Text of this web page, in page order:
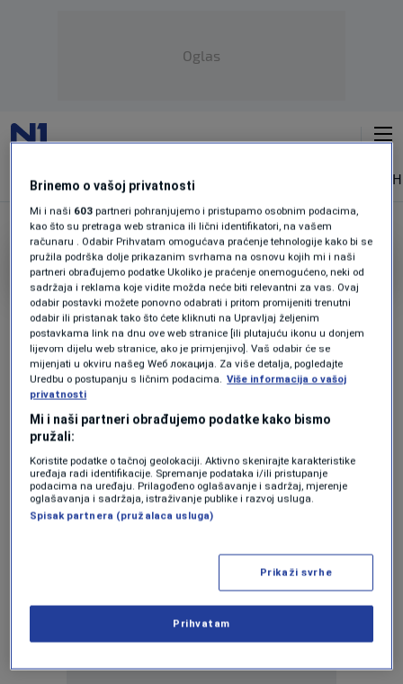
Oglas
NAJNOVIJE VIJESTI SPORT
SARAJEVSKO POLJE
SKUPŠTINA O SARAJEVSKOM POLJU
Smanjuje se vodozaštitna zona u Sarajevu
zbog gradnje?" 90 posto vode koju piju
građani dolazi iz tog dijela"
VIJESTI| prije 49 min. 0
Oglas
Brinemo o vašoj privatnosti
Mi i naši 603 partneri pohranjujemo i pristupamo osobnim podacima,
kao što su pretraga web stranica ili lični identifikatori, na vašem
računaru . Odabir Prihvatam omogućava praćenje tehnologije kako bi se
pružila podrška dolje prikazanim svrhama na osnovu kojih mi i naši
partneri obrađujemo podatke Ukoliko je praćenje onemogućeno, neki od
sadržaja i reklama koje vidite možda neće biti relevantni za vas. Ovaj
odabir postavki možete ponovno odabrati i pritom promijeniti trenutni
odabir ili pristanak tako što ćete kliknuti na Upravljaj željenim
postavkama link na dnu ove web stranice [ili plutajuću ikonu u donjem
lijevom dijelu web stranice, ako je primjenjivo]. Vaš odabir će se
mijenjati u okviru našeg Wеб локација. Za više detalja, pogledajte
Uredbu o postupanju s ličnim podacima. Više informacija o vašoj
privatnosti
Mi i naši partneri obrađujemo podatke kako bismo
pružali:
Koristite podatke o tačnoj geolokaciji. Aktivno skenirajte karakteristike
uređaja radi identifikacije. Spremanje podataka i/ili pristupanje
podacima na uređaju. Prilagođeno oglašavanje i sadržaj, mjerenje
oglašavanja i sadržaja, istraživanje publike i razvoj usluga.
Spisak partnera (pružalaca usluga)
Prikaži svrhe
Prihvatam